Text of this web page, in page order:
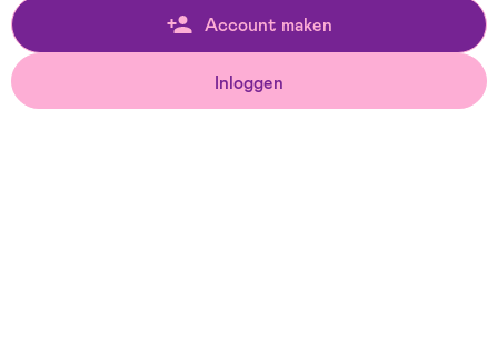
Account maken
Inloggen